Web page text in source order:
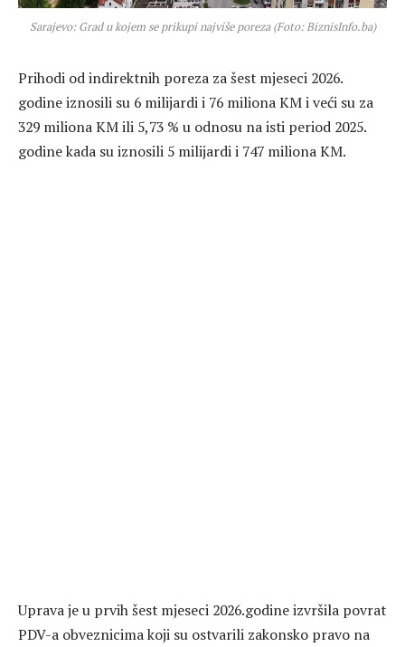
Sarajevo: Grad u kojem se prikupi najviše poreza (Foto: BiznisInfo.ba)
Prihodi od indirektnih poreza za šest mjeseci 2026.
godine iznosili su 6 milijardi i 76 miliona KM i veći su za
329 miliona KM ili 5,73 % u odnosu na isti period 2025.
godine kada su iznosili 5 milijardi i 747 miliona KM.
Uprava je u prvih šest mjeseci 2026.godine izvršila povrat
PDV-a obveznicima koji su ostvarili zakonsko pravo na